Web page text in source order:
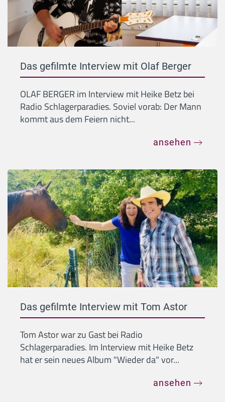
Das gefilmte Interview mit Olaf Berger
OLAF BERGER im Interview mit Heike Betz bei
Radio Schlagerparadies. Soviel vorab: Der Mann
kommt aus dem Feiern nicht...
ansehen
Das gefilmte Interview mit Tom Astor
Tom Astor war zu Gast bei Radio
Schlagerparadies. Im Interview mit Heike Betz
hat er sein neues Album "Wieder da" vor...
ansehen